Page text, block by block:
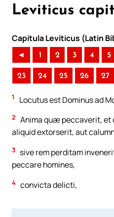
Leviticus
Capitula Leviticus (Latin
◄ 1 2 3 4 5
23 24 25 26 27
1 Locutus est Dominus ad
2 Anima quæ peccaverit, et
aliquid extorserit, aut
3 sive rem perditam
peccare homines,
4 convicta delicti,